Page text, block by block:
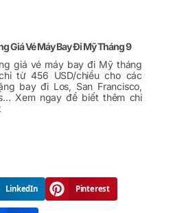
Giá Vé Máy Bay Đi Mỹ Tháng 9
giá vé máy bay đi Mỹ tháng
từ 456 USD/chiều cho các
bay đi Los, San Francisco,
Xem ngay để biết thêm chi
LinkedIn Pinterest